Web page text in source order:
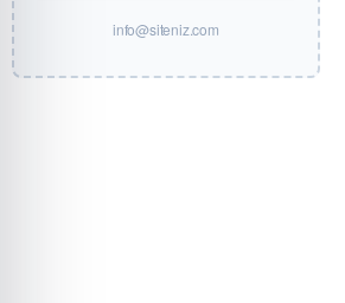
info@siteniz.com